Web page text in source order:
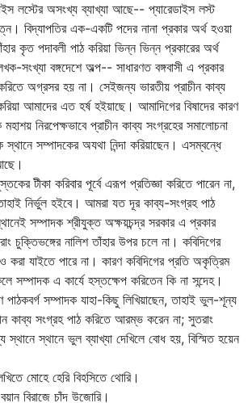
লস্টের অসংখ্য ব্যাখ্যা আছে-- প্যারেডাইস লস্ট
বিদ্যাপতির এক-একটি পদের নানা প্রকার অর্থ হওয়া
কৃত পদাবলী পাঠ করিয়া ভিন্ন ভিন্ন প্রকারের অর্থ
সংখ্যা বঙ্গদেশে অল্প-- সাধারণত বঙ্গবাসী এ প্রকার
অগ্রসর হয় না। সেইজন্য ভারতীয় প্রাচীন কাব্য
আমাদের এত হর্ষ হইয়াছে। আমাদিগের বিষাদের কারণ
নিরপেক্ষভাবে প্রাচীন কাব্য সংগ্রহের সমালোচনা
সম্পাদকের অযথা নিন্দা করিয়াছেন। এসম্বন্ধে
টীকা করিবার পূর্বে এরূপ প্রতিজ্ঞা করিতে পারেন না,
তাহাই নির্ভুল হইবে। আমরা যত দূর কাব্য-সংগ্রহ পাঠ
সম্পাদক শ্রীযুক্ত অক্ষয়চন্দ্র সরকার এ প্রকার
চুক্তিভঙ্গের নালিশ তাঁহার উপর চলে না। কবিদিগের
করা যাইতে পারে না। কারণ কবিদিগের প্রতি অকৃত্রিম
সম্পাদক এ কার্যে হস্তক্ষেপ করিতেন কি না সন্দেহ।
সম্পাদক যাহা-কিছু লিখিয়াছেন, তাহাই ভুল-শূন্য
কাব্য সংগ্রহ পাঠ করিতে আরম্ভ করেন না; সুতরাং
স্থানে ভুল ব্যাখ্যা দেখিলে বোধ হয়, বিস্মিত হয়েন
বিহসিতে থোরি।
চাঁদ উজোরি।